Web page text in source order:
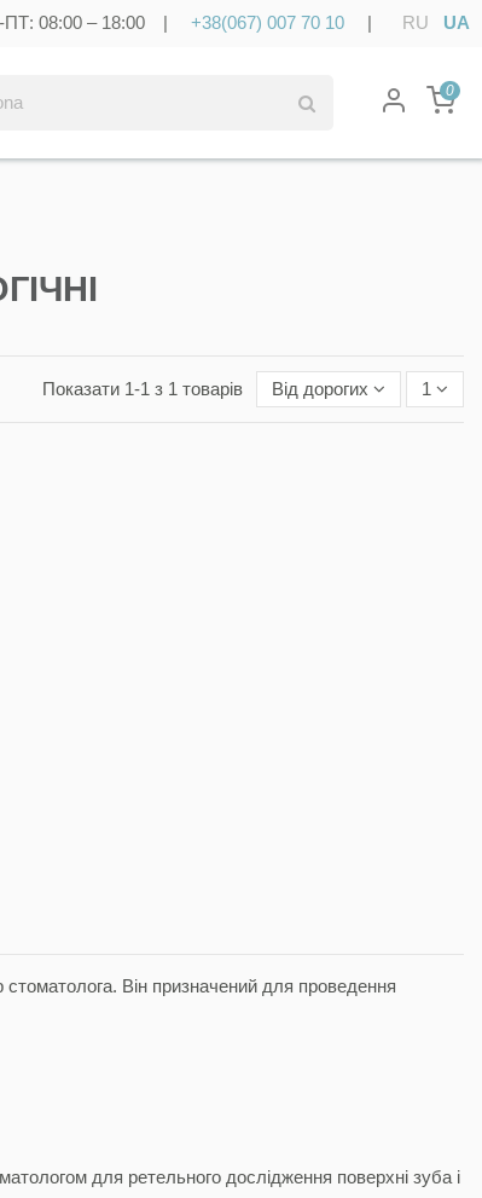
08:00 – 18:00 | +38(067) 007 70 10 | RU UA
0
Показати 1-1 з 1 товарів Від дорогих 1
стоматолога. Він призначений для проведення
для ретельного дослідження поверхні зуба і